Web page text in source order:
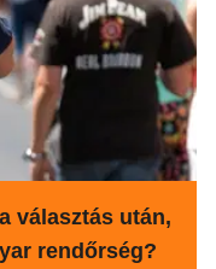
választás után,
rendőrség?